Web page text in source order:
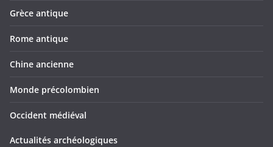
Grèce antique
Rome antique
Chine ancienne
Monde précolombien
Occident médiéval
Actualités archéologiques